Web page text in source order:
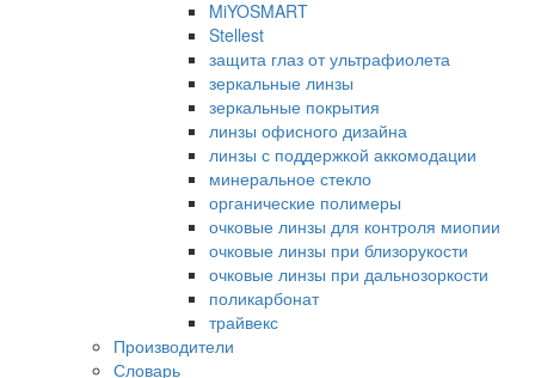
MiYOSMART
Stellest
защита глаз от ультрафиолета
зеркальные линзы
зеркальные покрытия
линзы офисного дизайна
линзы с поддержкой аккомодации
минеральное стекло
органические полимеры
очковые линзы для контроля миопии
очковые линзы при близорукости
очковые линзы при дальнозоркости
поликарбонат
трайвекс
Производители
Словарь